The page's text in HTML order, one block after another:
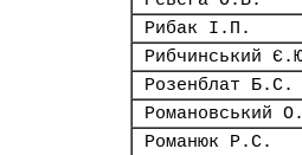
Рибак І.П.
Рибчинський
Розенблат Б.С.
Романовський
Романюк Р.С.